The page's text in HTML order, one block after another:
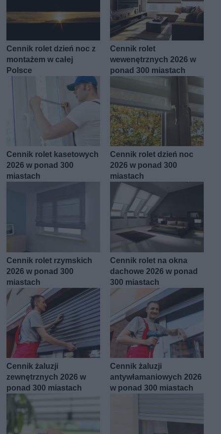
Cennik rolet dzień noc z
montażem w całej
Polsce
Cennik rolet
wewenętrznych 2026 w
ponad 300 miastach
Cennik rolet kasetowych
2026 w ponad 300
miastach
Cennik rolet dzień noc
2026 w ponad 300
miastach
Cennik rolet rzymskich
2026 w ponad 300
miastach
Cennik rolet na okna
dachowe 2026 w ponad
300 miastach
Cennik żaluzji
zewnętrznych 2026 w
ponad 300 miastach
Cennik żaluzji
antywłamaniowych 2026
w ponad 300 miastach